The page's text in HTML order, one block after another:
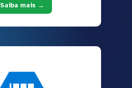
Saiba mais →